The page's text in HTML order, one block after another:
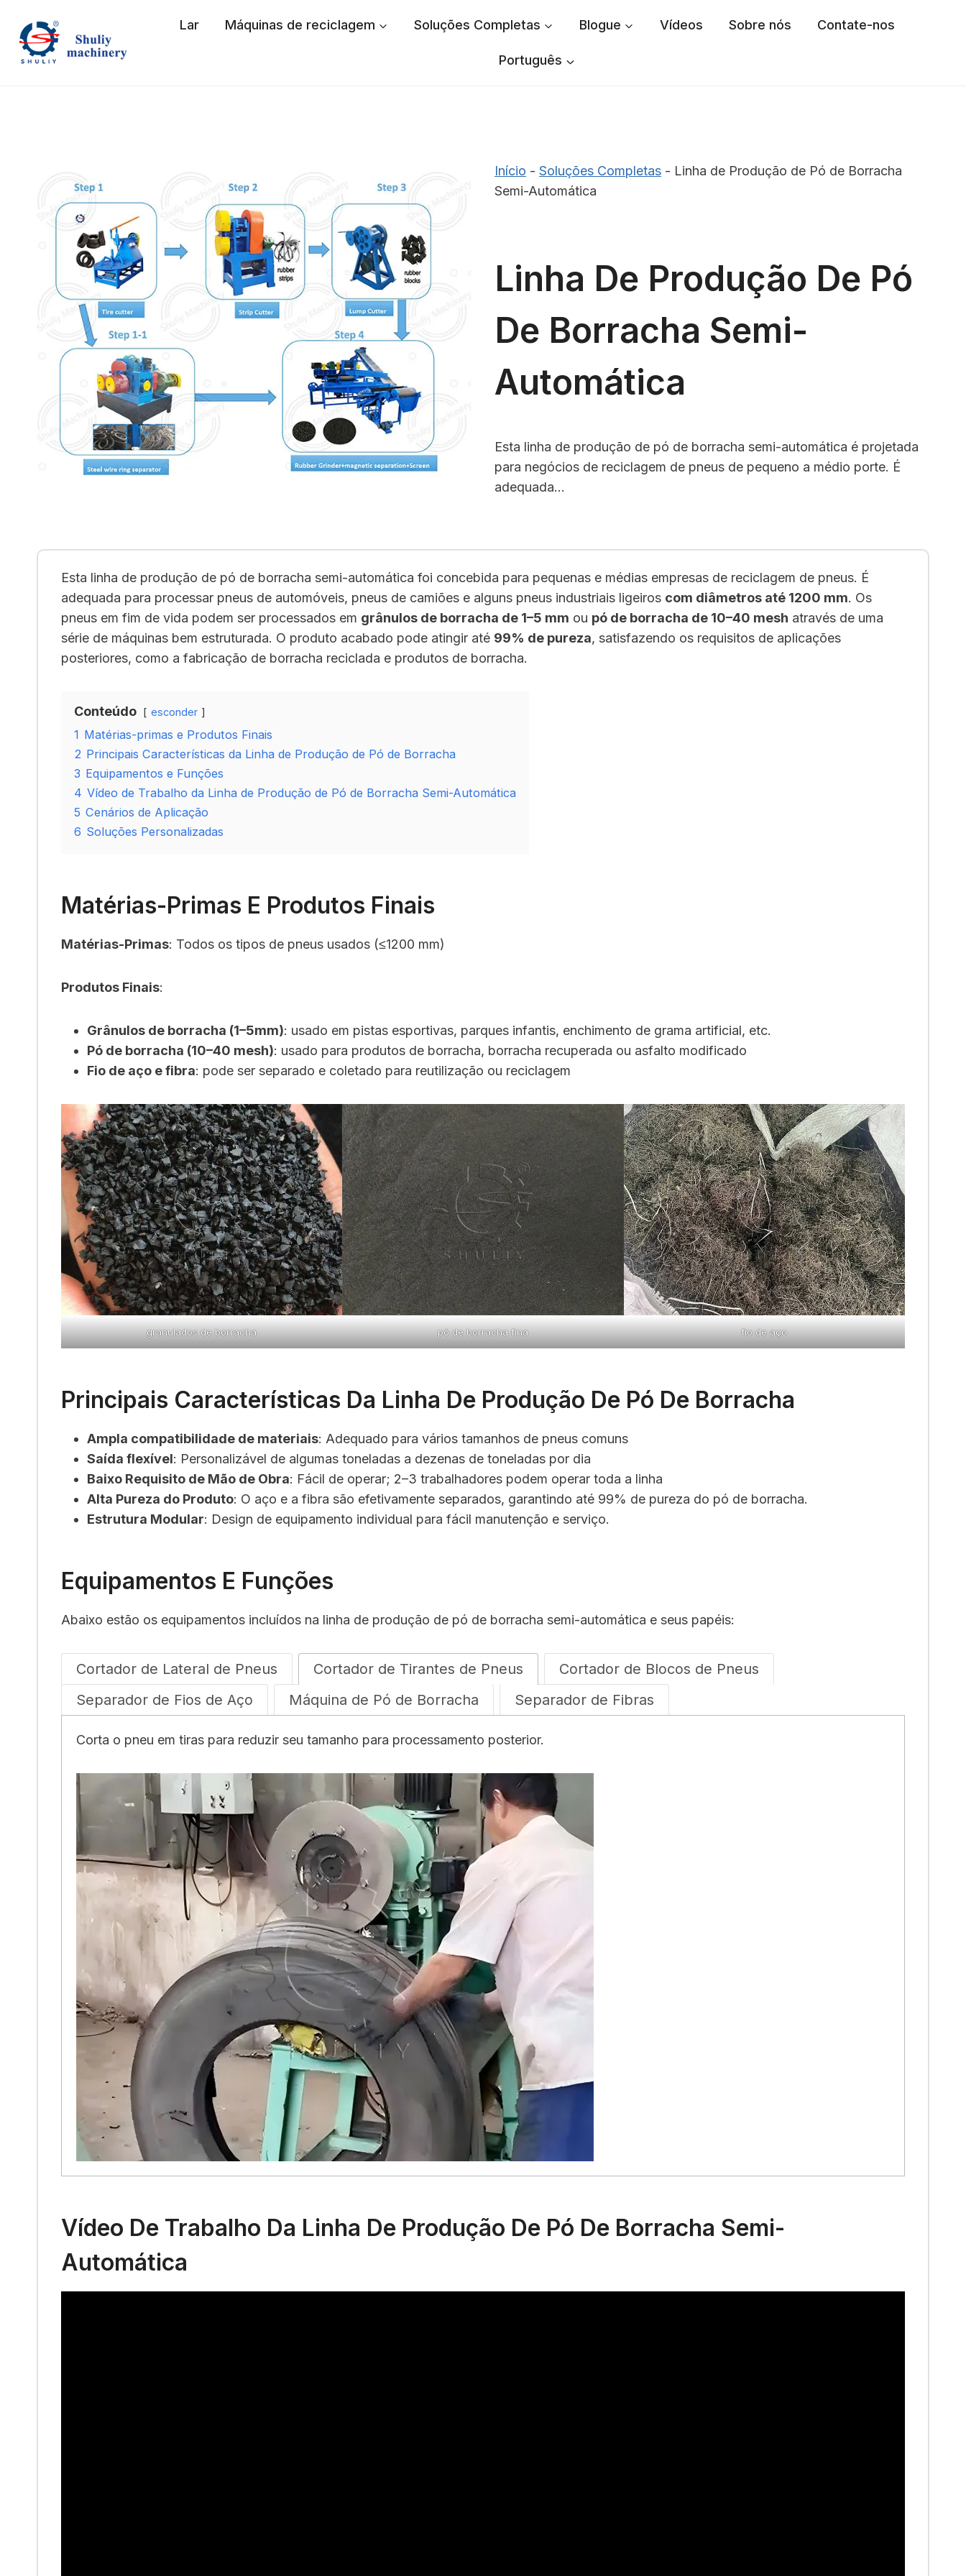
content
Lar Máquinas de reciclagem Soluções Completas Blogue Vídeos Sobre nós Contate-nos
Português
Início - Soluções Completas - Linha de Produção de Pó de Borracha
Semi-Automática
Linha De Produção De Pó
De Borracha Semi-
Automática
Esta linha de produção de pó de borracha semi-automática é projetada
para negócios de reciclagem de pneus de pequeno a médio porte. É
adequada…
Esta linha de produção de pó de borracha semi-automática foi concebida para pequenas e médias empresas de reciclagem de pneus. É
adequada para processar pneus de automóveis, pneus de camiões e alguns pneus industriais ligeiros com diâmetros até 1200 mm. Os
pneus em fim de vida podem ser processados em grânulos de borracha de 1–5 mm ou pó de borracha de 10–40 mesh através de uma
série de máquinas bem estruturada. O produto acabado pode atingir até 99% de pureza, satisfazendo os requisitos de aplicações
posteriores, como a fabricação de borracha reciclada e produtos de borracha.
Conteúdo esconder
1 Matérias-primas e Produtos Finais
2 Principais Características da Linha de Produção de Pó de Borracha
3 Equipamentos e Funções
4 Vídeo de Trabalho da Linha de Produção de Pó de Borracha Semi-Automática
5 Cenários de Aplicação
6 Soluções Personalizadas
Matérias-Primas E Produtos Finais
Matérias-Primas: Todos os tipos de pneus usados (≤1200 mm)
Produtos Finais:
Grânulos de borracha (1–5mm): usado em pistas esportivas, parques infantis, enchimento de grama artificial, etc.
Pó de borracha (10–40 mesh): usado para produtos de borracha, borracha recuperada ou asfalto modificado
Fio de aço e fibra: pode ser separado e coletado para reutilização ou reciclagem
granulados de borracha pó de borracha fina fio de aço
Principais Características Da Linha De Produção De Pó De Borracha
Ampla compatibilidade de materiais: Adequado para vários tamanhos de pneus comuns
Saída flexível: Personalizável de algumas toneladas a dezenas de toneladas por dia
Baixo Requisito de Mão de Obra: Fácil de operar; 2–3 trabalhadores podem operar toda a linha
Alta Pureza do Produto: O aço e a fibra são efetivamente separados, garantindo até 99% de pureza do pó de borracha.
Estrutura Modular: Design de equipamento individual para fácil manutenção e serviço.
Equipamentos E Funções
Abaixo estão os equipamentos incluídos na linha de produção de pó de borracha semi-automática e seus papéis:
Cortador de Lateral de Pneus Cortador de Tirantes de Pneus
Cortador de Blocos de Pneus
Separador de Fios de Aço
Máquina de Pó de Borracha Separador de Fibras
Corta o pneu em tiras para reduzir seu tamanho para processamento posterior.
Vídeo De Trabalho Da Linha De Produção De Pó De Borracha Semi-
Automática